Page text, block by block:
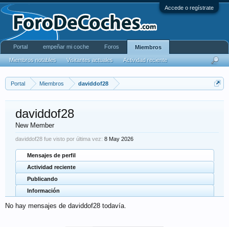
Accede o regístrate
Portal Miembros daviddof28
daviddof28
New Member
daviddof28 fue visto por última vez: 8 May 2026
Mensajes de perfil
Actividad reciente
Publicando
Información
No hay mensajes de daviddof28 todavía.
Portal empeñar mi coche Foros Miembros
Miembros notables Visitantes actuales Actividad reciente